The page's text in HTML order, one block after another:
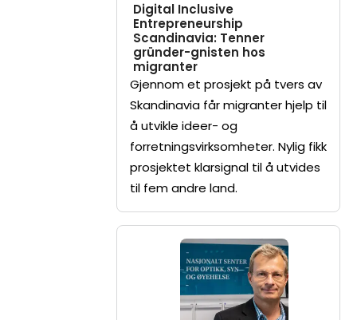
Digital Inclusive
Entrepreneurship
Scandinavia: Tenner
gründer-gnisten hos
migranter
Gjennom et prosjekt på tvers av
Skandinavia får migranter hjelp til
å utvikle ideer- og
forretningsvirksomheter. Nylig fikk
prosjektet klarsignal til å utvides
til fem andre land.